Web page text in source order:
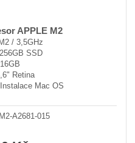
APPLE M2
/ 3,5GHz
SSD
Retina
Mac OS
A2681-015